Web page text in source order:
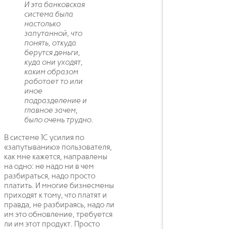
И эта банковская
система была
настолько
запутанной, что
понять, откуда
берутся деньги,
куда они уходят,
каким образом
работает то или
иное
подразделение и
главное зачем,
было очень трудно.
В системе 1С усилия по
«запутыванию» пользователя,
как мне кажется, направлены
на одно: не надо ни в чем
разбираться, надо просто
платить. И многие бизнесмены
приходят к тому, что платят и
правда, не разбираясь, надо ли
им это обновление, требуется
ли им этот продукт. Просто